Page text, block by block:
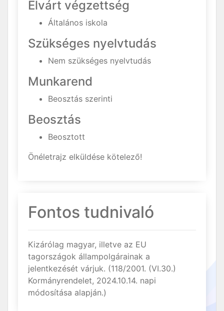
Elvárt végzettség
Általános iskola
Szükséges nyelvtudás
Nem szükséges nyelvtudás
Munkarend
Beosztás szerinti
Beosztás
Beosztott
Önéletrajz elküldése kötelező!
Fontos tudnivaló
Kizárólag magyar, illetve az EU
tagországok állampolgárainak a
jelentkezését várjuk. (118/2001. (VI.30.)
Kormányrendelet, 2024.10.14. napi
módosítása alapján.)